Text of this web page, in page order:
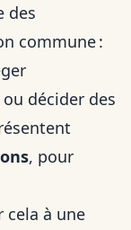
des
commune :
ou décider des
, pour
cela à une